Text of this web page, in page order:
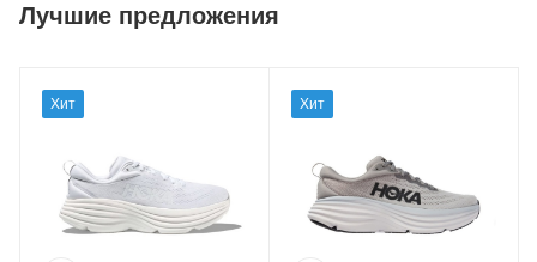
Лучшие предложения
Хит Хит